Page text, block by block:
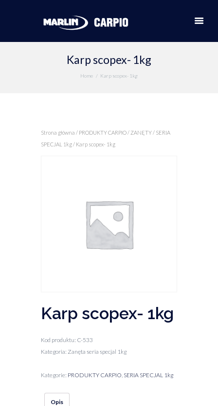
Karp scopex- 1kg
Home Karp scopex- 1kg
Strona główna / PRODUKTY CARPIO/ ZANĘTY/ SERIA
SPECJAL 1kg/ Karp scopex- 1kg
Karp scopex- 1kg
Kod produktu: C-533
Kategoria: Zanęta seria specjal 1kg
Kategorie: PRODUKTY CARPIO SERIA SPECJAL 1kg
Opis